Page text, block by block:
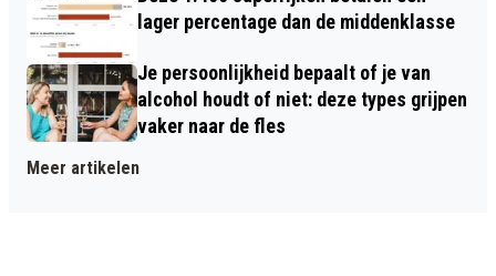
lager percentage dan de middenklasse
Je persoonlijkheid bepaalt of je van
alcohol houdt of niet: deze types grijpen
vaker naar de fles
Meer artikelen